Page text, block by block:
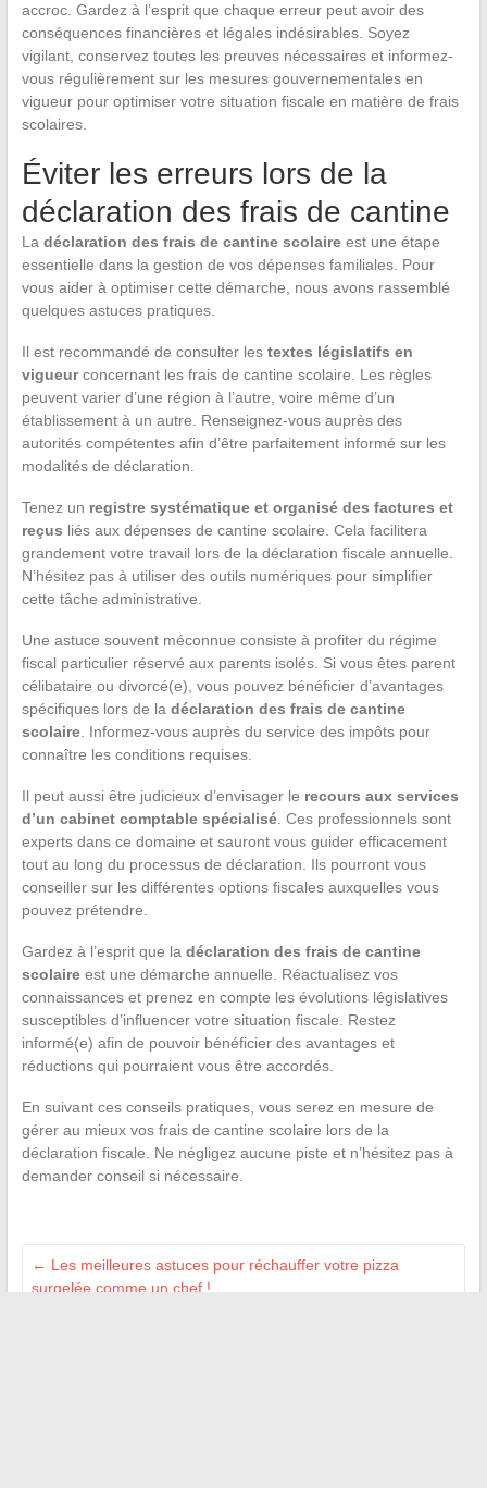
accroc. Gardez à l’esprit que chaque erreur peut avoir des
conséquences financières et légales indésirables. Soyez
vigilant, conservez toutes les preuves nécessaires et informez-
vous régulièrement sur les mesures gouvernementales en
vigueur pour optimiser votre situation fiscale en matière de frais
scolaires.
Éviter les erreurs lors de la
déclaration des frais de cantine
La déclaration des frais de cantine scolaireest une étape
essentielle dans la gestion de vos dépenses familiales. Pour
vous aider à optimiser cette démarche, nous avons rassemblé
quelques astuces pratiques.
Il est recommandé de consulter les textes législatifs en
vigueurconcernant les frais de cantine scolaire. Les règles
peuvent varier d’une région à l’autre, voire même d’un
établissement à un autre. Renseignez-vous auprès des
autorités compétentes afin d’être parfaitement informé sur les
modalités de déclaration.
Tenez un registre systématique et organisé des factures et
reçus liés aux dépenses de cantine scolaire. Cela facilitera
grandement votre travail lors de la déclaration fiscale annuelle.
N’hésitez pas à utiliser des outils numériques pour simplifier
cette tâche administrative.
Une astuce souvent méconnue consiste à profiter du régime
fiscal particulier réservé aux parents isolés. Si vous êtes parent
célibataire ou divorcé(e), vous pouvez bénéficier d’avantages
spécifiques lors de la déclaration des frais de cantine
scolaire. Informez-vous auprès du service des impôts pour
connaître les conditions requises.
Il peut aussi être judicieux d’envisager le recours aux services
d’un cabinet comptable spécialisé. Ces professionnels sont
experts dans ce domaine et sauront vous guider efficacement
tout au long du processus de déclaration. Ils pourront vous
conseiller sur les différentes options fiscales auxquelles vous
pouvez prétendre.
Gardez à l’esprit que la déclaration des frais de cantine
scolaireest une démarche annuelle. Réactualisez vos
connaissances et prenez en compte les évolutions législatives
susceptibles d’influencer votre situation fiscale. Restez
informé(e) afin de pouvoir bénéficier des avantages et
réductions qui pourraient vous être accordés.
En suivant ces conseils pratiques, vous serez en mesure de
gérer au mieux vos frais de cantine scolaire lors de la
déclaration fiscale. Ne négligez aucune piste et n’hésitez pas à
demander conseil si nécessaire.
← Les meilleures astuces pour réchauffer votre pizza
surgelée comme un chef !